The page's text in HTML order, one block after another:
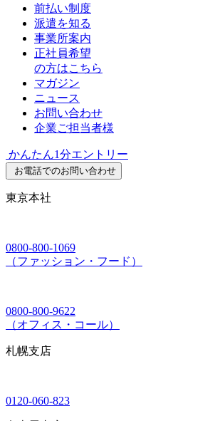
前払い制度
派遣を知る
事業所案内
正社員希望
の方はこちら
マガジン
ニュース
お問い合わせ
企業ご担当者様
かんたん1分エントリー
お電話でのお問い合わせ
東京本社
0800-800-1069
（ファッション・フード）
0800-800-9622
（オフィス・コール）
札幌支店
0120-060-823